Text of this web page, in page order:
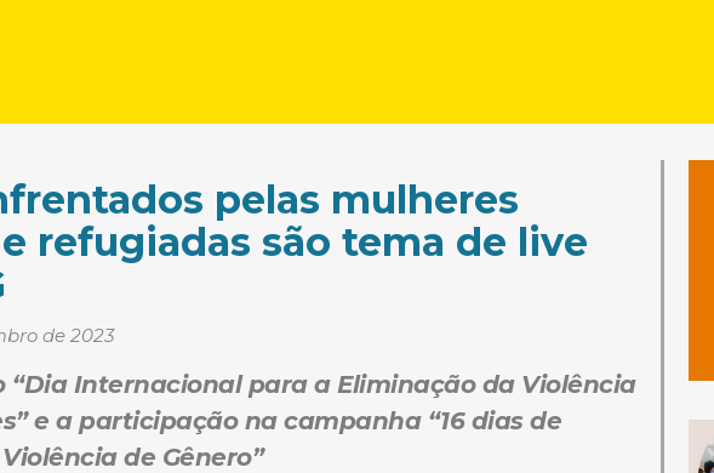
pelas mulheres
refugiadas são tema de live
de 2023
Internacional para a Eliminação da Violência
e a participação na campanha “16 dias de
de Gênero”